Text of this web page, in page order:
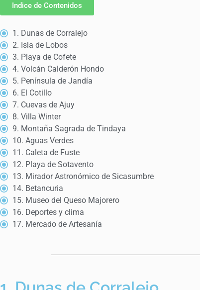
Indice de Contenidos
1. Dunas de Corralejo
2. Isla de Lobos
3. Playa de Cofete
4. Volcán Calderón Hondo
5. Península de Jandía
6. El Cotillo
7. Cuevas de Ajuy
8. Villa Winter
9. Montaña Sagrada de Tindaya
10. Aguas Verdes
11. Caleta de Fuste
12. Playa de Sotavento
13. Mirador Astronómico de Sicasumbre
14. Betancuria
15. Museo del Queso Majorero
16. Deportes y clima
17. Mercado de Artesanía